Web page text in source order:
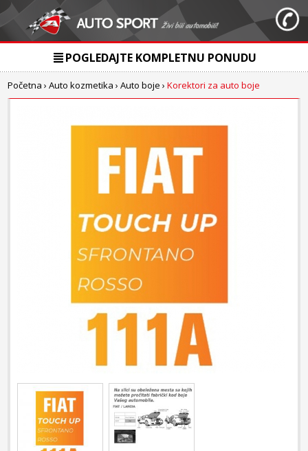
POGLEDAJTE KOMPLETNU PONUDU
Početna ›Auto kozmetika ›Auto boje ›Korektori za auto boje